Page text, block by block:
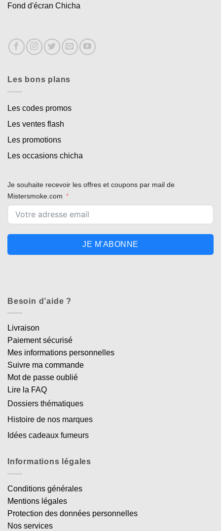
Fond d'écran Chicha
Les bons plans
Les codes promos
Les ventes flash
Les promotions
Les occasions chicha
Je souhaite recevoir les offres et coupons par mail de
Mistersmoke.com
JE M'ABONNE
Besoin d’aide ?
Livraison
Paiement sécurisé
Mes informations personnelles
Suivre ma commande
Mot de passe oublié
Lire la FAQ
Dossiers thématiques
Histoire de nos marques
Idées cadeaux fumeurs
Informations légales
Conditions générales
Mentions légales
Protection des données personnelles
Nos services